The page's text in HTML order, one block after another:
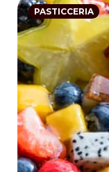
PASTICCERIA